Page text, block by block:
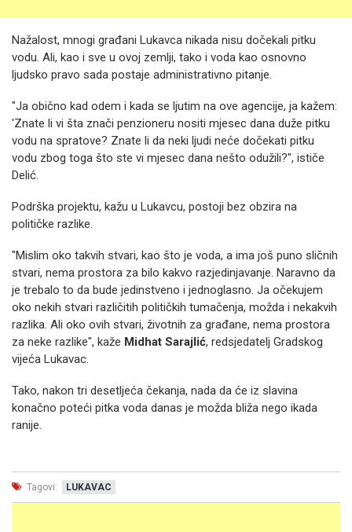
Nažalost, mnogi građani Lukavca nikada nisu dočekali pitku
vodu. Ali, kao i sve u ovoj zemlji, tako i voda kao osnovno
ljudsko pravo sada postaje administrativno pitanje.
"Ja obično kad odem i kada se ljutim na ove agencije, ja kažem:
'Znate li vi šta znači penzioneru nositi mjesec dana duže pitku
vodu na spratove? Znate li da neki ljudi neće dočekati pitku
vodu zbog toga što ste vi mjesec dana nešto odužili?", ističe
Delić.
Podrška projektu, kažu u Lukavcu, postoji bez obzira na
političke razlike.
"Mislim oko takvih stvari, kao što je voda, a ima još puno sličnih
stvari, nema prostora za bilo kakvo razjedinjavanje. Naravno da
je trebalo to da bude jedinstveno i jednoglasno. Ja očekujem
oko nekih stvari različitih političkih tumačenja, možda i nekakvih
razlika. Ali oko ovih stvari, životnih za građane, nema prostora
za neke razlike", kaže Midhat Sarajlić, redsjedatelj Gradskog
vijeća Lukavac.
Tako, nakon tri desetljeća čekanja, nada da će iz slavina
konačno poteći pitka voda danas je možda bliža nego ikada
ranije.
Tagovi: LUKAVAC